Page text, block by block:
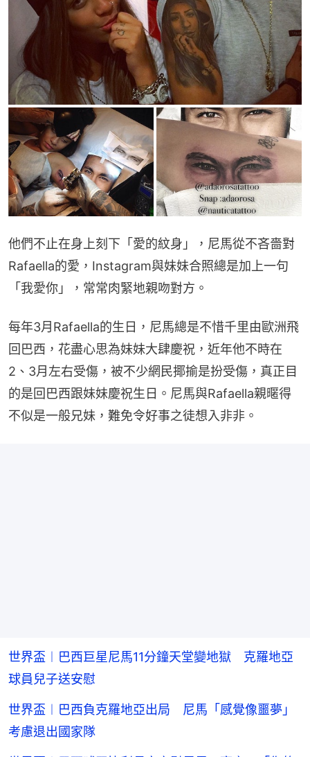
他們不止在身上刻下「愛的紋身」，尼馬從不吝嗇對
Rafaella的愛，Instagram與妹妹合照總是加上一句
「我愛你」，常常肉緊地親吻對方。
每年3月Rafaella的生日，尼馬總是不惜千里由歐洲飛
回巴西，花盡心思為妹妹大肆慶祝，近年他不時在
2、3月左右受傷，被不少網民揶揄是扮受傷，真正目
的是回巴西跟妹妹慶祝生日。尼馬與Rafaella親暱得
不似是一般兄妹，難免令好事之徒想入非非。
世界盃︱巴西巨星尼馬11分鐘天堂變地獄 克羅地亞
球員兒子送安慰
世界盃︱巴西負克羅地亞出局 尼馬「感覺像噩夢」
考慮退出國家隊